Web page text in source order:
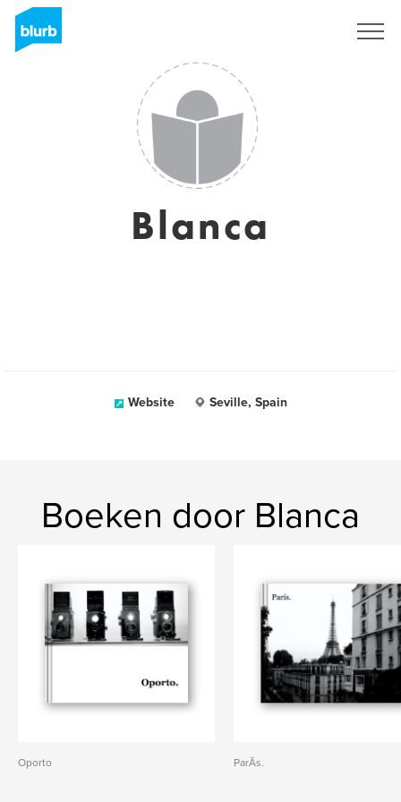
Blanca
Website Seville, Spain
Boeken door Blanca
Oporto ParÃ­s.